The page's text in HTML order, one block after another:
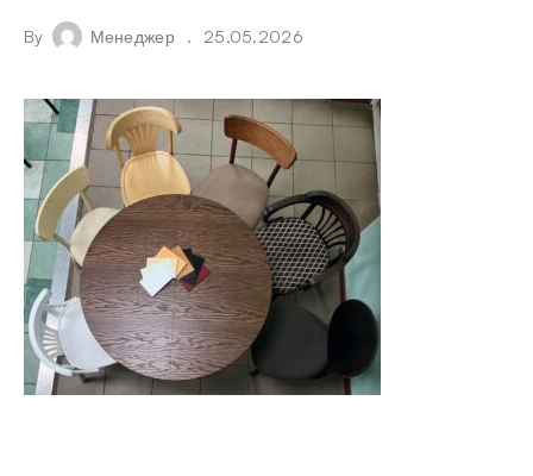
By Менеджер 25.05.2026